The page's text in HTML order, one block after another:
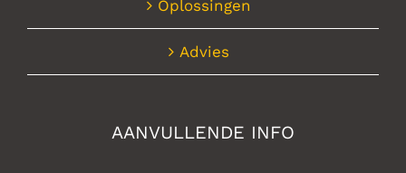
Oplossingen
Advies
AANVULLENDE INFO